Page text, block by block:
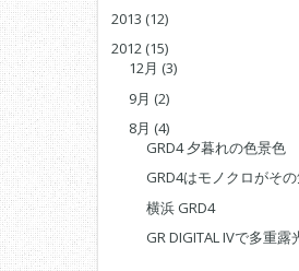
2013 (12)
2012 (15)
12月 (3)
9月 (2)
8月 (4)
GRD4 夕暮れの色景色
GRD4はモノクロがそ
横浜 GRD4
GR DIGITAL IVで多重露